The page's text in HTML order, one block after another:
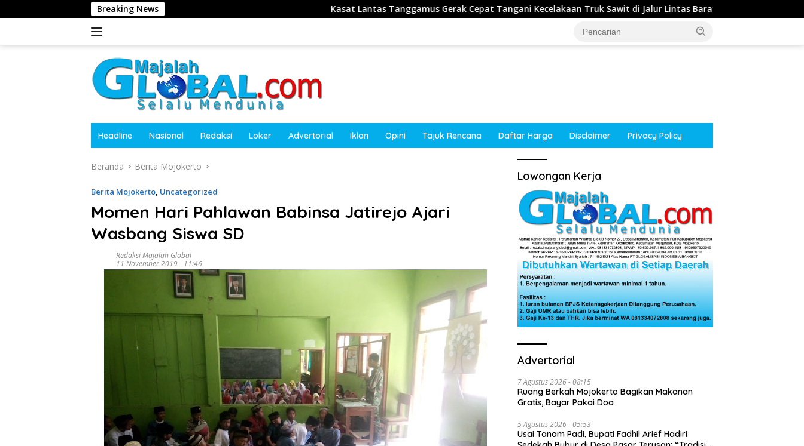
ke
Breaking News Kasat Lantas Tanggamus Gerak Cepat Tangani Kecelakaan Truk Sawit di Jalur Lintas Barat, Arus Lalu Lintas Tetap Lancar
Headline Nasional Redaksi Loker Advertorial Iklan Opini Tajuk Rencana Daftar Harga Disclaimer Privacy Policy
Beranda Berita Mojokerto
Berita Mojokerto, Uncategorized
Momen Hari Pahlawan Babinsa Jatirejo Ajari
Wasbang Siswa SD
Redaksi Majalah Global
11 November 2019 - 11:46
Lowongan Kerja
Advertorial
7 Agustus 2026 - 08:15
Ruang Berkah Mojokerto Bagikan Makanan
Gratis, Bayar Pakai Doa
5 Agustus 2026 - 05:53
Usai Tanam Padi, Bupati Fadhil Arief Hadiri